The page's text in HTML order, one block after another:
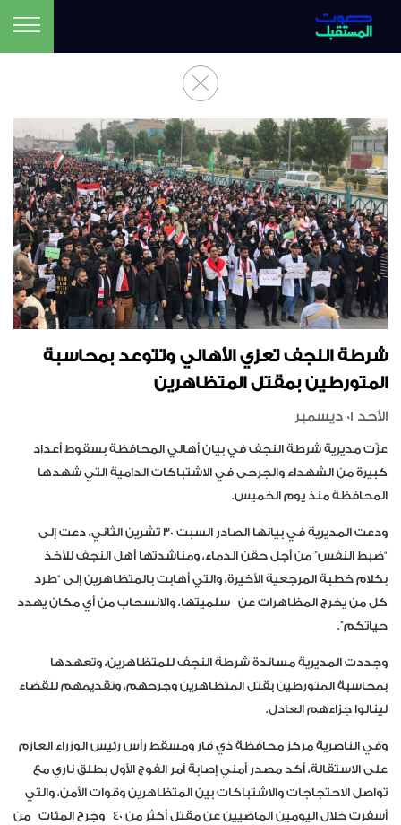
شرطة النجف تعزي الأهالي وتتوعد بمحاسبة
المتورطين بمقتل المتظاهرين
الأحد 01 ديسمبر
عزّت مديرية شرطة النجف في بيان أهالي المحافظة بسقوط أعداد
كبيرة من الشهداء والجرحى في الاشتباكات الدامية التي شهدها
المحافظة منذ يوم الخميس.
ودعت المديرية في بيانها الصادر السبت ٣٠ تشرين الثاني، دعت إلى
“ضبط النفس” من أجل حقن الدماء، ومناشدتها أهل النجف للأخذ
بكلام خطبة المرجعية الأخيرة، والتي أهابت بالمتظاهرين إلى “طرد
كل من يخرج المظاهرات عن سلميتها، والانسحاب من أي مكان يهدد
حياتكم”.
وجددت المديرية مساندة شرطة النجف للمتظاهرين، وتعهدها
بمحاسبة المتورطين بقتل المتظاهرين وجرحهم، وتقديمهم للقضاء
لينالوا جزاءهم العادل.
وفي الناصرية مركز محافظة ذي قار ومسقط رأس رئيس الوزراء العازم
على الاستقالة، أكد مصدر أمني إصابة آمر الفوج الأول بطلق ناري مع
تواصل الاحتجاجات والاشتباكات بين المتظاهرين وقوات الأمن، والتي
أسفرت خلال اليومين الماضيين عن مقتل أكثر من ٤٠
وجرح المئات من